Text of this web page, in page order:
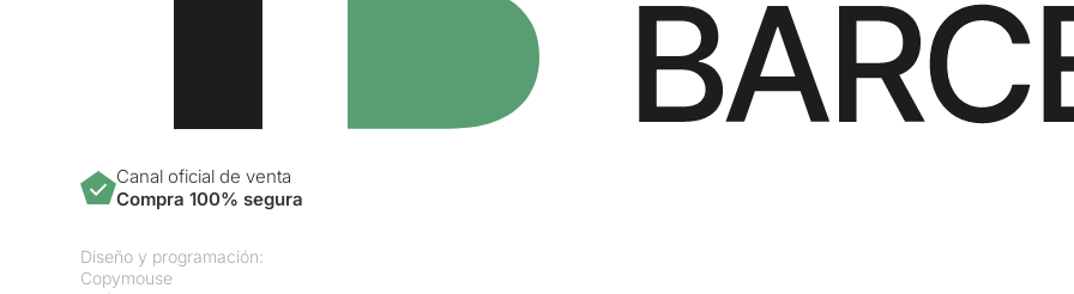
Canal oficial de venta
Compra 100% segura
Diseño y programación:
Copymouse